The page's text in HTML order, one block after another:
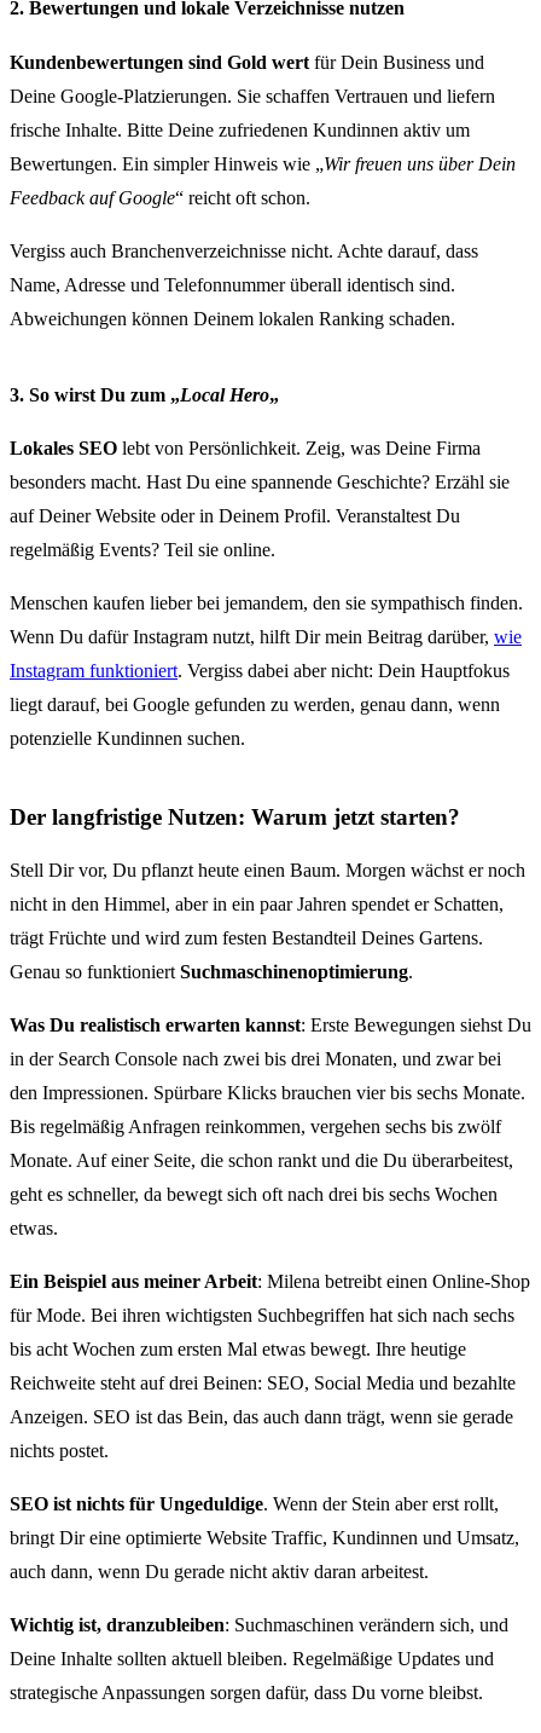
2. Bewertungen und lokale Verzeichnisse nutzen
Kundenbewertungen sind Gold wert für Dein Business und
Deine Google-Platzierungen. Sie schaffen Vertrauen und liefern
frische Inhalte. Bitte Deine zufriedenen Kundinnen aktiv um
Bewertungen. Ein simpler Hinweis wie „Wir freuen uns über Dein
Feedback auf Google“ reicht oft schon.
Vergiss auch Branchenverzeichnisse nicht. Achte darauf, dass
Name, Adresse und Telefonnummer überall identisch sind.
Abweichungen können Deinem lokalen Ranking schaden.
3. So wirst Du zum „Local Hero„
Lokales SEO lebt von Persönlichkeit. Zeig, was Deine Firma
besonders macht. Hast Du eine spannende Geschichte? Erzähl sie
auf Deiner Website oder in Deinem Profil. Veranstaltest Du
regelmäßig Events? Teil sie online.
Menschen kaufen lieber bei jemandem, den sie sympathisch finden.
Wenn Du dafür Instagram nutzt, hilft Dir mein Beitrag darüber, wie
Instagram funktioniert. Vergiss dabei aber nicht: Dein Hauptfokus
liegt darauf, bei Google gefunden zu werden, genau dann, wenn
potenzielle Kundinnen suchen.
Der langfristige Nutzen: Warum jetzt starten?
Stell Dir vor, Du pflanzt heute einen Baum. Morgen wächst er noch
nicht in den Himmel, aber in ein paar Jahren spendet er Schatten,
trägt Früchte und wird zum festen Bestandteil Deines Gartens.
Genau so funktioniert Suchmaschinenoptimierung.
Was Du realistisch erwarten kannst: Erste Bewegungen siehst Du
in der Search Console nach zwei bis drei Monaten, und zwar bei
den Impressionen. Spürbare Klicks brauchen vier bis sechs Monate.
Bis regelmäßig Anfragen reinkommen, vergehen sechs bis zwölf
Monate. Auf einer Seite, die schon rankt und die Du überarbeitest,
geht es schneller, da bewegt sich oft nach drei bis sechs Wochen
etwas.
Ein Beispiel aus meiner Arbeit: Milena betreibt einen Online-Shop
für Mode. Bei ihren wichtigsten Suchbegriffen hat sich nach sechs
bis acht Wochen zum ersten Mal etwas bewegt. Ihre heutige
Reichweite steht auf drei Beinen: SEO, Social Media und bezahlte
Anzeigen. SEO ist das Bein, das auch dann trägt, wenn sie gerade
nichts postet.
SEO ist nichts für Ungeduldige. Wenn der Stein aber erst rollt,
bringt Dir eine optimierte Website Traffic, Kundinnen und Umsatz,
auch dann, wenn Du gerade nicht aktiv daran arbeitest.
Wichtig ist, dranzubleiben: Suchmaschinen verändern sich, und
Deine Inhalte sollten aktuell bleiben. Regelmäßige Updates und
strategische Anpassungen sorgen dafür, dass Du vorne bleibst.